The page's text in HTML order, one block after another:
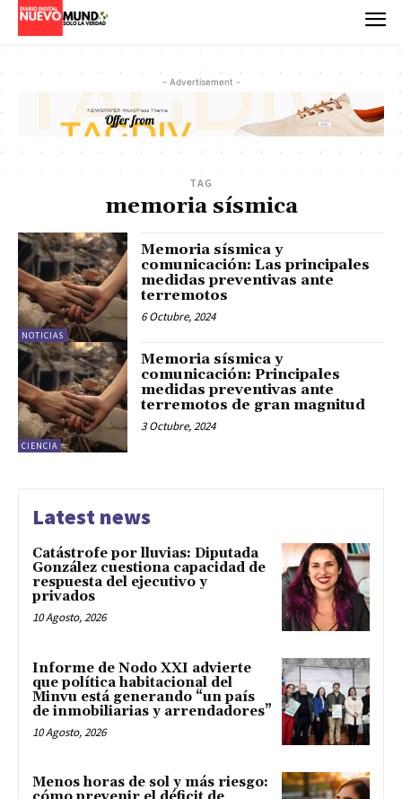
- Advertisement -
TAG
memoria sísmica
NOTICIAS
Memoria sísmica y
comunicación: Las principales
medidas preventivas ante
terremotos
6 Octubre, 2024
CIENCIA
Memoria sísmica y
comunicación: Principales
medidas preventivas ante
terremotos de gran magnitud
3 Octubre, 2024
Latest news
Catástrofe por lluvias: Diputada
González cuestiona capacidad de
respuesta del ejecutivo y
privados
10 Agosto, 2026
Informe de Nodo XXI advierte
que política habitacional del
Minvu está generando “un país
de inmobiliarias y arrendadores”
10 Agosto, 2026
Menos horas de sol y más riesgo: